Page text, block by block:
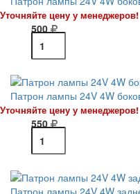
Уточняйте цену у менеджеров!
500
Патрон лампы 24V 4W
Уточняйте цену у менеджеров!
550
Патрон лампы 24V 4W